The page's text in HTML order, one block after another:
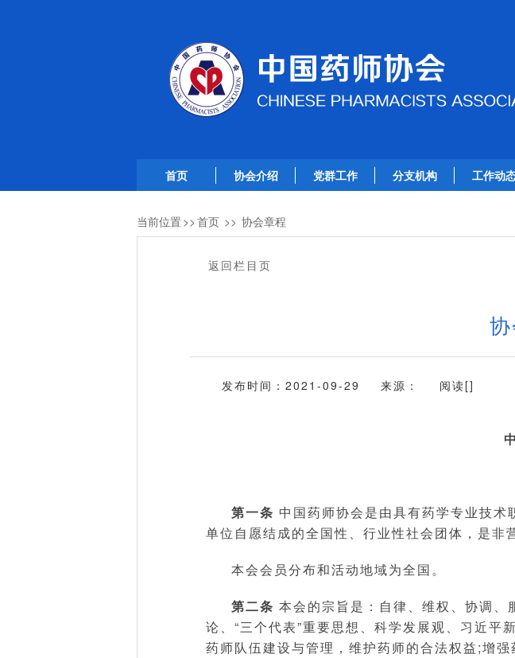
首页 协会介绍 党群工作 分支机构 工作动
当前位置 >>首页 >> 协会章程
返回栏目页
发布时间：2021-09-29 来源： 阅读[]
第一条 中国药师协会是由具有药学专业技
单位自愿结成的全国性、行业性社会团体，是非
本会会员分布和活动地域为全国。
第二条 本会的宗旨是：自律、维权、协调
论、“三个代表”重要思想、科学发展观、习近平
药师队伍建设与管理，维护药师的合法权益;增